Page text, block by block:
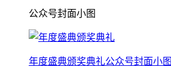
公众号封面小图
年度盛典颁奖典礼公众号封面小图